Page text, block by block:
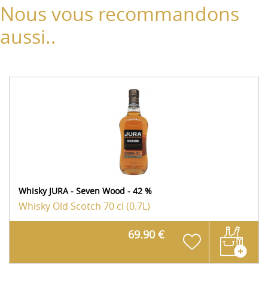
Nous vous recommandons
aussi..
Whisky JURA - Seven Wood - 42 %
Whisky Old Scotch 70 cl (0.7L)
69.90 €